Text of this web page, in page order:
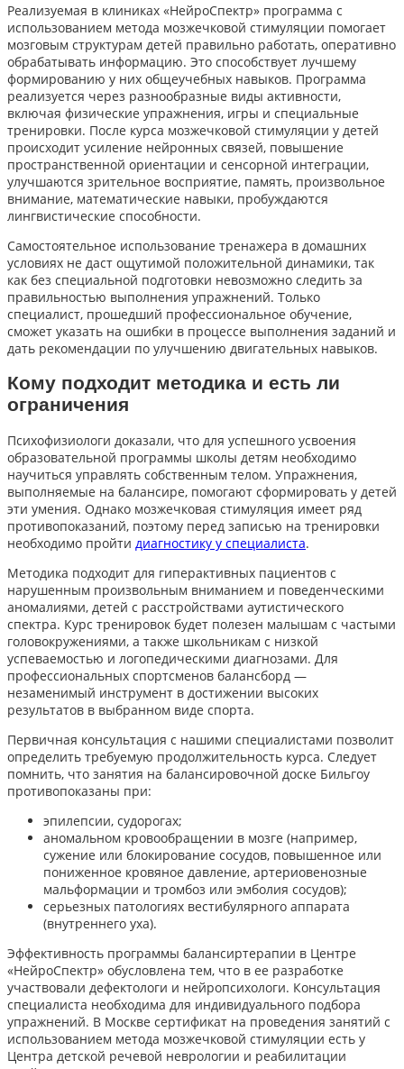
Реализуемая в клиниках «НейроСпектр» программа с
использованием метода мозжечковой стимуляции помогает
мозговым структурам детей правильно работать, оперативно
обрабатывать информацию. Это способствует лучшему
формированию у них общеучебных навыков. Программа
реализуется через разнообразные виды активности,
включая физические упражнения, игры и специальные
тренировки. После курса мозжечковой стимуляции у детей
происходит усиление нейронных связей, повышение
пространственной ориентации и сенсорной интеграции,
улучшаются зрительное восприятие, память, произвольное
внимание, математические навыки, пробуждаются
лингвистические способности.
Самостоятельное использование тренажера в домашних
условиях не даст ощутимой положительной динамики, так
как без специальной подготовки невозможно следить за
правильностью выполнения упражнений. Только
специалист, прошедший профессиональное обучение,
сможет указать на ошибки в процессе выполнения заданий и
дать рекомендации по улучшению двигательных навыков.
Кому подходит методика и есть ли
ограничения
Психофизиологи доказали, что для успешного усвоения
образовательной программы школы детям необходимо
научиться управлять собственным телом. Упражнения,
выполняемые на балансире, помогают сформировать у детей
эти умения. Однако мозжечковая стимуляция имеет ряд
противопоказаний, поэтому перед записью на тренировки
необходимо пройти диагностику у специалиста.
Методика подходит для гиперактивных пациентов с
нарушенным произвольным вниманием и поведенческими
аномалиями, детей с расстройствами аутистического
спектра. Курс тренировок будет полезен малышам с частыми
головокружениями, а также школьникам с низкой
успеваемостью и логопедическими диагнозами. Для
профессиональных спортсменов балансборд —
незаменимый инструмент в достижении высоких
результатов в выбранном виде спорта.
Первичная консультация с нашими специалистами позволит
определить требуемую продолжительность курса. Следует
помнить, что занятия на балансировочной доске Бильгоу
противопоказаны при:
эпилепсии, судорогах;
аномальном кровообращении в мозге (например,
сужение или блокирование сосудов, повышенное или
пониженное кровяное давление, артериовенозные
мальформации и тромбоз или эмболия сосудов);
серьезных патологиях вестибулярного аппарата
(внутреннего уха).
Эффективность программы балансиртерапии в Центре
«НейроСпектр» обусловлена тем, что в ее разработке
участвовали дефектологи и нейропсихологи. Консультация
специалиста необходима для индивидуального подбора
упражнений. В Москве сертификат на проведения занятий с
использованием метода мозжечковой стимуляции есть у
Центра детской речевой неврологии и реабилитации